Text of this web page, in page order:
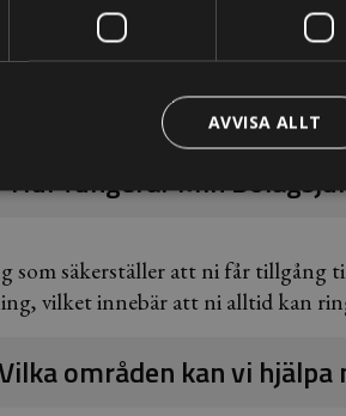
så snabbt och effektivt som möjligt.
Vanliga frågor och svar
Hur fungerar Min
säkerställer att ni får tillgång
vilket innebär att ni alltid kan
områden kan vi hjälpa
AVVISA ALLT